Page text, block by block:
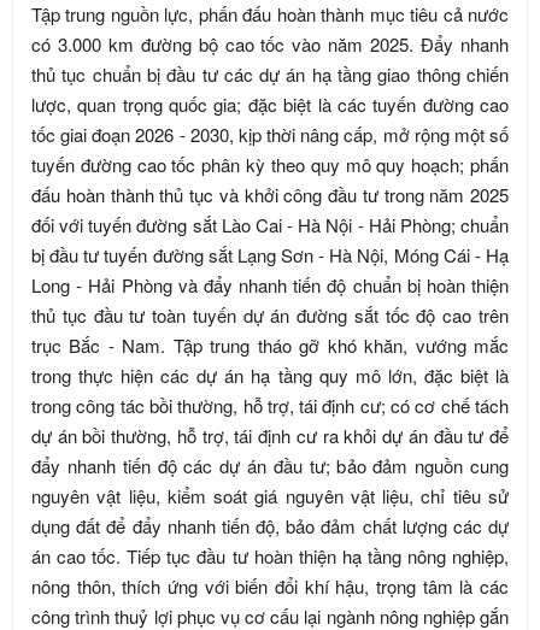
Tập trung nguồn lực, phấn đấu hoàn thành mục tiêu cả nước
có 3.000 km đường bộ cao tốc vào năm 2025. Đẩy nhanh
thủ tục chuẩn bị đầu tư các dự án hạ tầng giao thông chiến
lược, quan trọng quốc gia; đặc biệt là các tuyến đường cao
tốc giai đoạn 2026 - 2030, kịp thời nâng cấp, mở rộng một số
tuyến đường cao tốc phân kỳ theo quy mô quy hoạch; phấn
đấu hoàn thành thủ tục và khởi công đầu tư trong năm 2025
đối với tuyến đường sắt Lào Cai - Hà Nội - Hải Phòng; chuẩn
bị đầu tư tuyến đường sắt Lạng Sơn - Hà Nội, Móng Cái - Hạ
Long - Hải Phòng và đẩy nhanh tiến độ chuẩn bị hoàn thiện
thủ tục đầu tư toàn tuyến dự án đường sắt tốc độ cao trên
trục Bắc - Nam. Tập trung tháo gỡ khó khăn, vướng mắc
trong thực hiện các dự án hạ tầng quy mô lớn, đặc biệt là
trong công tác bồi thường, hỗ trợ, tái định cư; có cơ chế tách
dự án bồi thường, hỗ trợ, tái định cư ra khỏi dự án đầu tư để
đẩy nhanh tiến độ các dự án đầu tư; bảo đảm nguồn cung
nguyên vật liệu, kiểm soát giá nguyên vật liệu, chỉ tiêu sử
dụng đất để đẩy nhanh tiến độ, bảo đảm chất lượng các dự
án cao tốc. Tiếp tục đầu tư hoàn thiện hạ tầng nông nghiệp,
nông thôn, thích ứng với biến đổi khí hậu, trọng tâm là các
công trình thuỷ lợi phục vụ cơ cấu lại ngành nông nghiệp gắn